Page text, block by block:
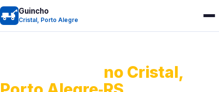
Guincho
Cristal, Porto Alegre
no Cristal,